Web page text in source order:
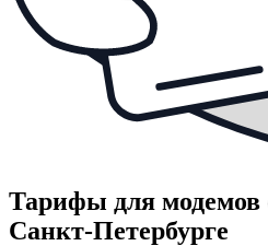
Тарифы для модемов
Санкт-Петербурге